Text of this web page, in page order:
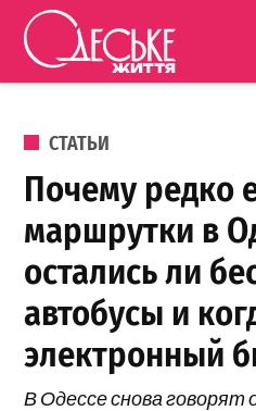
Перейти к содержанию
життя
ОПУБЛИКОВАНО В
СТАТЬИ
Почему редко
маршрутки в
остались ли
автобусы и
электронный
В Одессе снова говорят